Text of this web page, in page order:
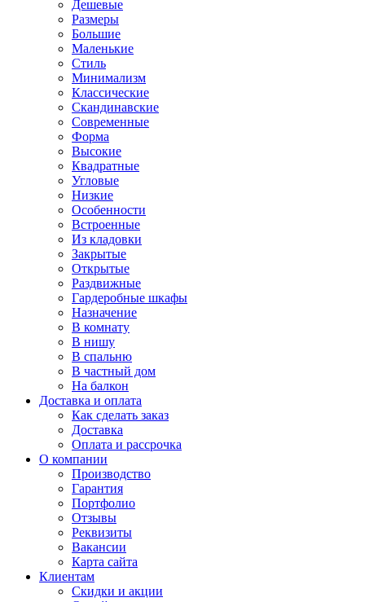
Дешевые
Размеры
Большие
Маленькие
Стиль
Минимализм
Классические
Скандинавские
Современные
Форма
Высокие
Квадратные
Угловые
Низкие
Особенности
Встроенные
Из кладовки
Закрытые
Открытые
Раздвижные
Гардеробные шкафы
Назначение
В комнату
В нишу
В спальню
В частный дом
На балкон
Доставка и оплата
Как сделать заказ
Доставка
Оплата и рассрочка
О компании
Производство
Гарантия
Портфолио
Отзывы
Реквизиты
Вакансии
Карта сайта
Клиентам
Скидки и акции